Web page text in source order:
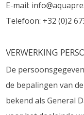
E-mail:
Telefoon: +32 (0)2
VERWERKING
De
de bepalingen van
bekend als General